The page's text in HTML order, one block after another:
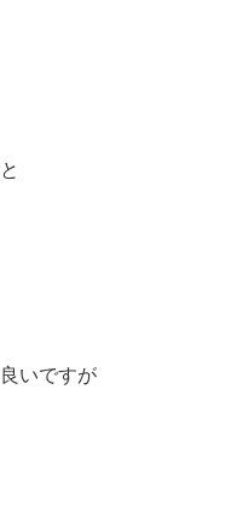
いですが